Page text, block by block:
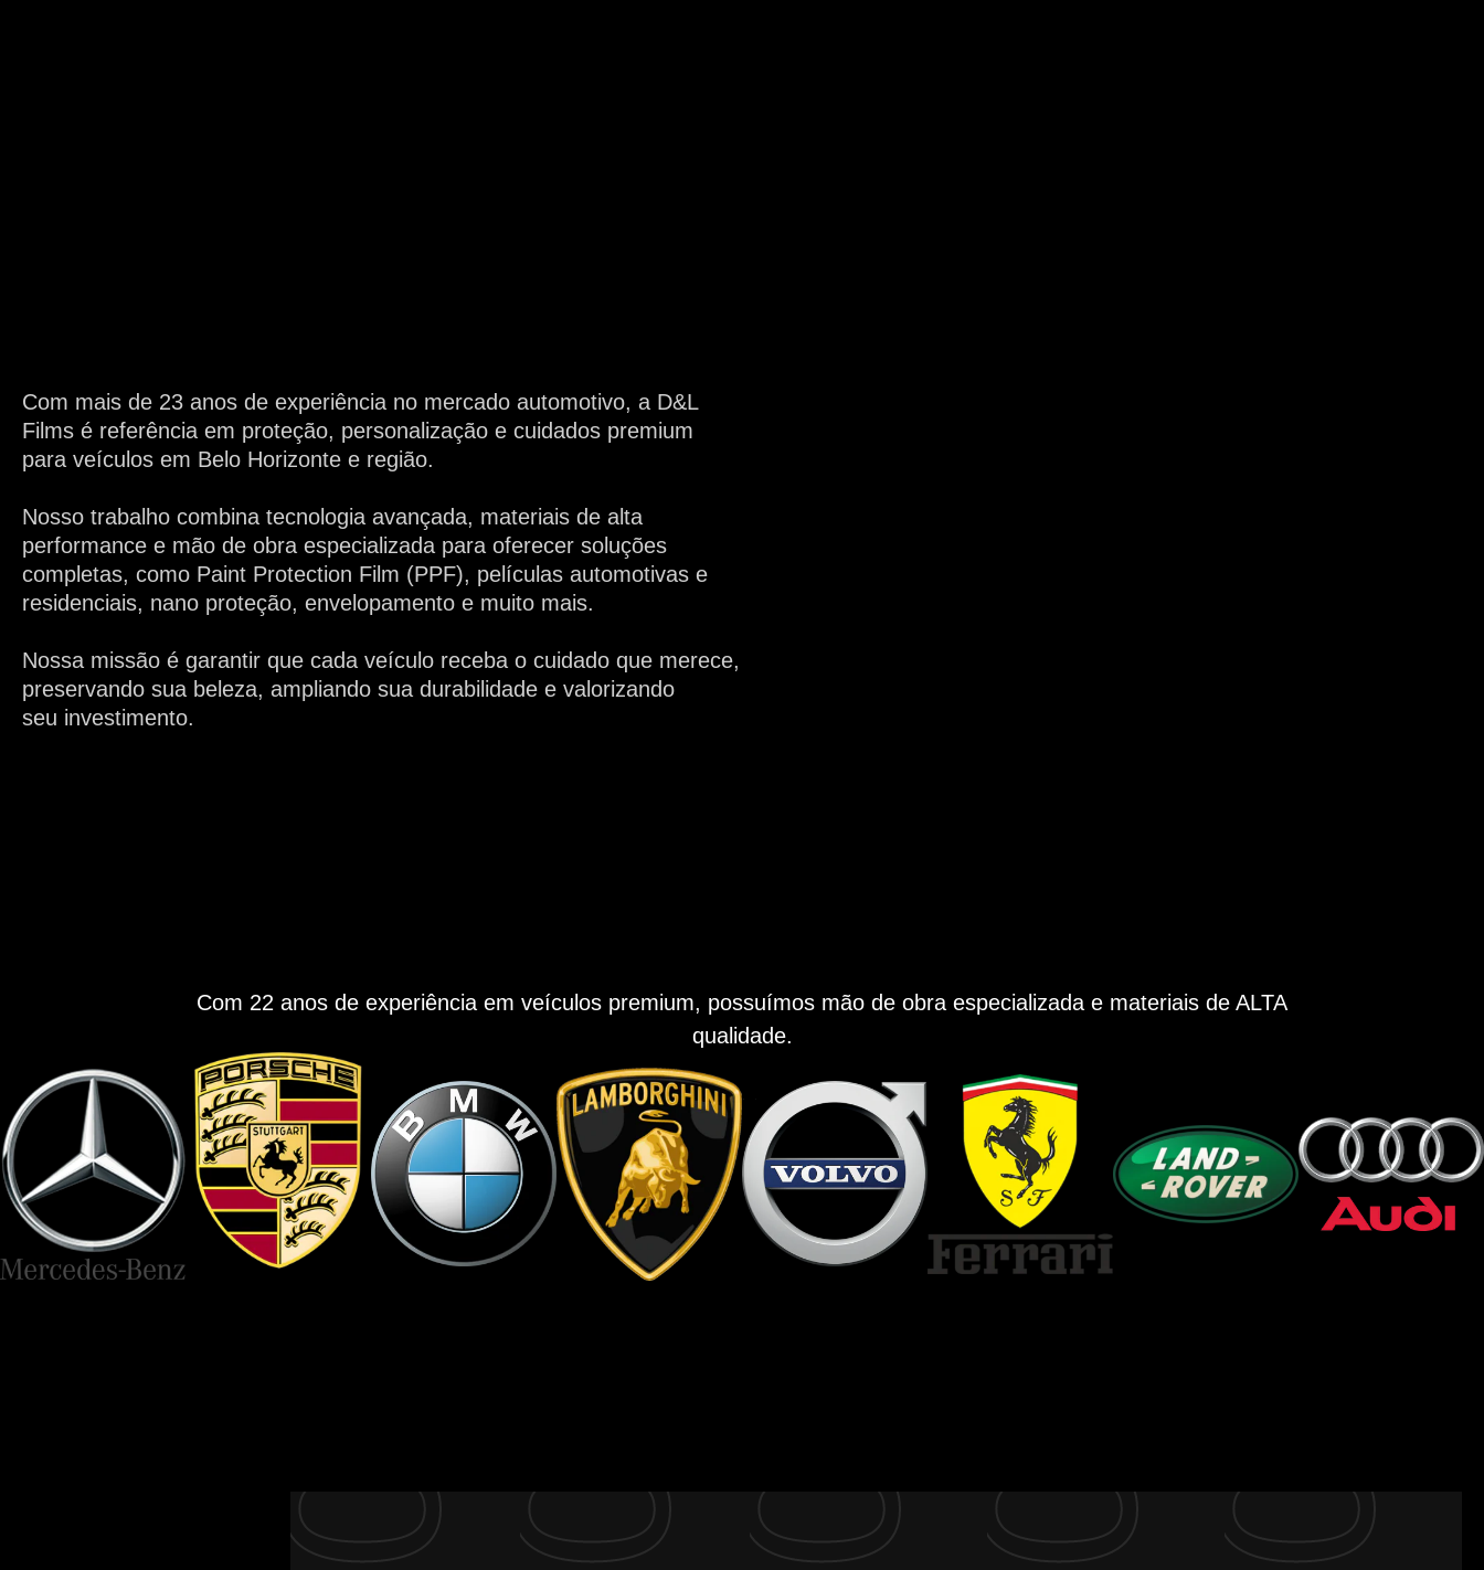
Com mais de 23 anos de experiência no mercado automotivo, a D&L
Films é referência em proteção, personalização e cuidados premium
para veículos em Belo Horizonte e região.
Nosso trabalho combina tecnologia avançada, materiais de alta
performance e mão de obra especializada para oferecer soluções
completas, como Paint Protection Film (PPF), películas automotivas e
residenciais, nano proteção, envelopamento e muito mais.
Nossa missão é garantir que cada veículo receba o cuidado que merece,
preservando sua beleza, ampliando sua durabilidade e valorizando
seu investimento.
Com 22 anos de experiência em veículos premium, possuímos mão de obra especializada e materiais de ALTA
qualidade.